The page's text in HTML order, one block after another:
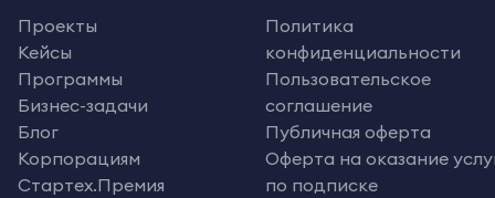
Проекты
Кейсы
Программы
Бизнес-задачи
Блог
Корпорациям
Стартех.Премия
Политика
конфиденциальности
Пользовательское
соглашение
Публичная оферта
Оферта на оказание
по подписке